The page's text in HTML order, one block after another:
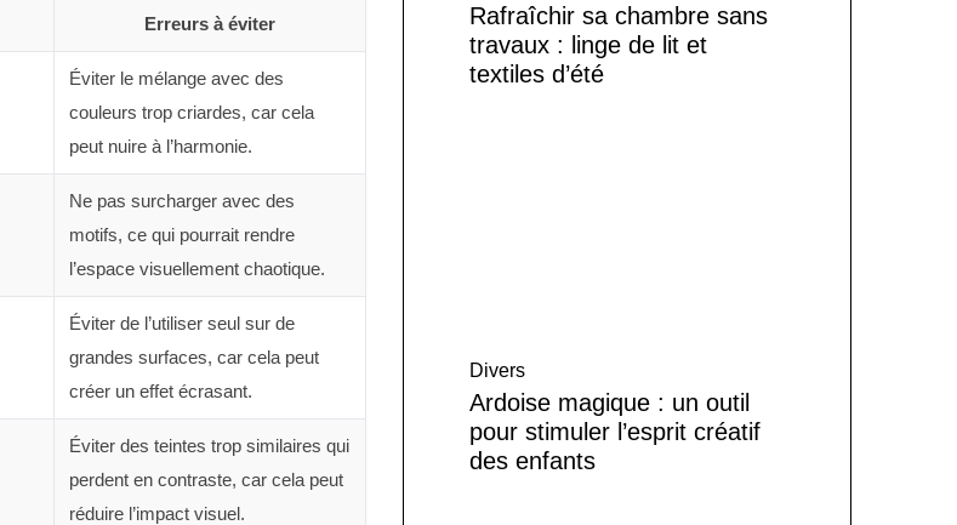
Erreurs à éviter
Éviter le mélange avec des
couleurs trop criardes, car cela
peut nuire à l’harmonie.
Ne pas surcharger avec des
motifs, ce qui pourrait rendre
l’espace visuellement chaotique.
Éviter de l’utiliser seul sur de
grandes surfaces, car cela peut
créer un effet écrasant.
Éviter des teintes trop similaires qui
perdent en contraste, car cela peut
réduire l’impact visuel.
Rafraîchir sa chambre sans
travaux : linge de lit et
textiles d’été
Divers
Ardoise magique : un outil
pour stimuler l’esprit créatif
des enfants